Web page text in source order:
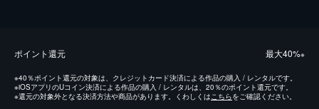
ポイント還元 最⼤40%※
※40％ポイント還元の対象は、クレジットカード決済による作品の購入 / レンタルです。
※iOSアプリのUコイン決済による作品の購入 / レンタルは、20％のポイント還元です。
※還元の対象外となる決済方法や商品があります。くわしくは こちらをご確認ください。